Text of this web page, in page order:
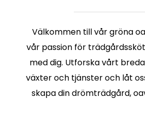
Välkommen till vår gröna
vår passion för
med dig. Utforska vårt
växter och tjänster och låt
skapa din drömträdgård,